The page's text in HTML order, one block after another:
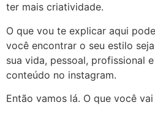
ter mais criatividade.
O que vou te explicar aqui
você encontrar o seu estilo
sua vida, pessoal, profissional
conteúdo no instagram.
Então vamos lá. O que você